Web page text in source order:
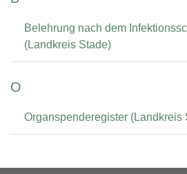
Belehrung nach dem
(Landkreis Stade)
O
Organspenderegister (Landkreis